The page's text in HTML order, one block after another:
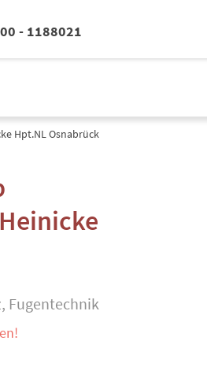
- 1188021
Hpt.NL Osnabrück
Fugentechnik